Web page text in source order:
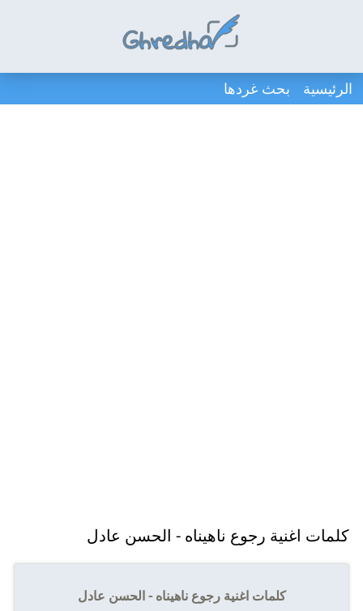
الرئيسية بحث غردها
كلمات اغنية رجوع ناهيناه - الحسن عادل
كلمات اغنية رجوع ناهيناه - الحسن عادل